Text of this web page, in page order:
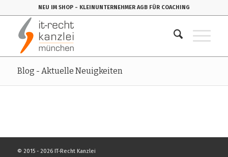
NEU IM SHOP - KLEINUNTERNEHMER AGB FÜR COACHING
Blog - Aktuelle Neuigkeiten
© 2015 - 2026 IT-Recht Kanzlei